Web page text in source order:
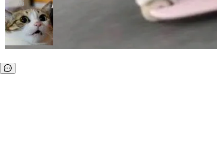
r.org/solon...
务逻辑等关键信息往往分散于数十乃至数百个文
件之中，形成高度复杂的知识关联网络。传统的
代码检索手段（如关键词匹配、目录遍历）仅能
在语法层面完成文本定位，难以触及代码的语义
理解大规模代码仓时面临显著"代码仓理解"瓶
服务器空间，删光了公司AI游戏部门的全部核心
数据。 王某2024年1月入职东城区某科技公司AI
短剧部门，有互联网大厂背景。在公司内部架构
调整期间，部门三次通知全员将数据从A集群迁
数据。2024年9月3日下午4点，他使用此前登录
局